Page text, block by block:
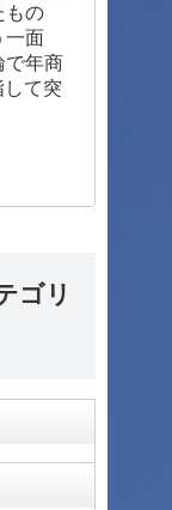
もの
一面
で年商
て突
ゴリ